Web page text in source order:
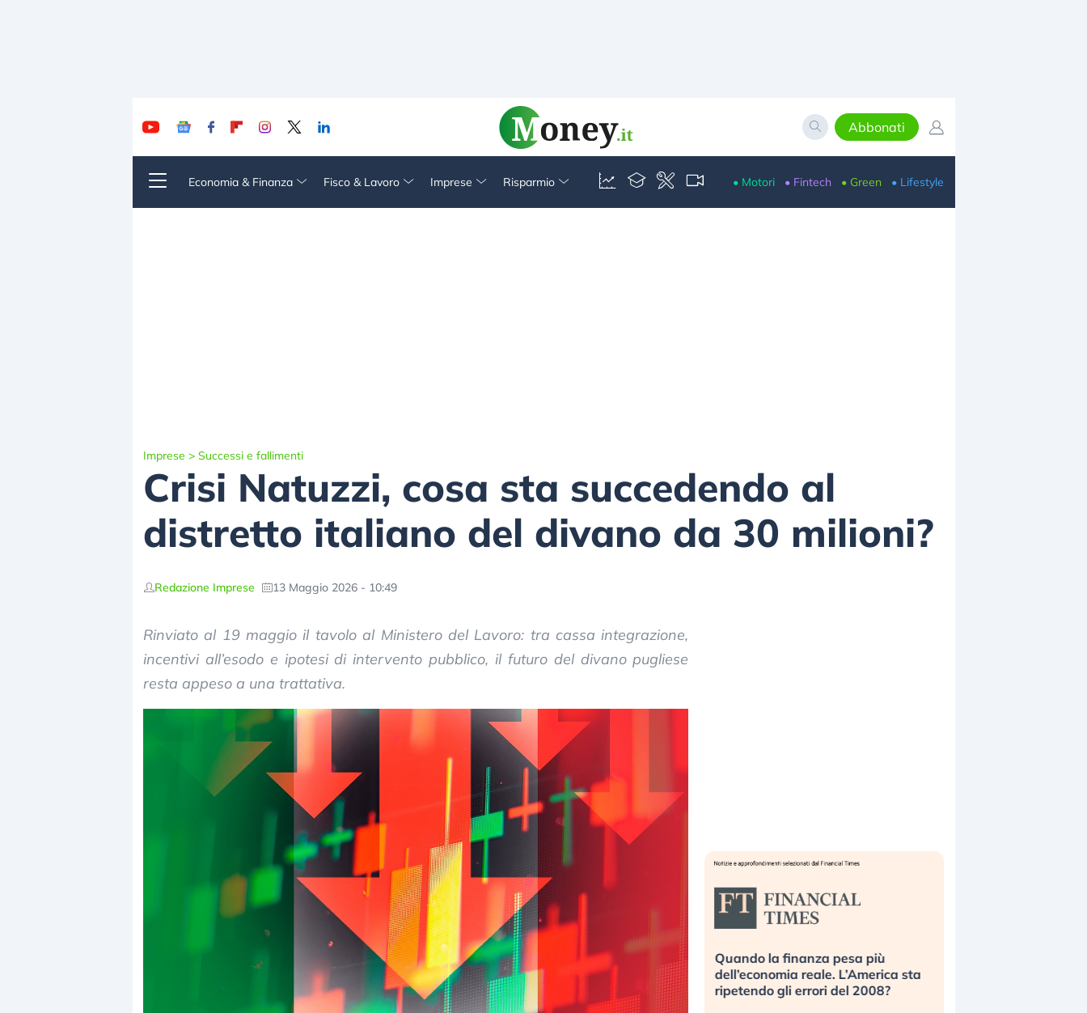
Abbonati
Economia & Finanza Fisco & Lavoro Imprese Risparmio • Motori • Fintech • Green • Lifestyle
Imprese > Successi e fallimenti
Crisi Natuzzi, cosa sta succedendo al
distretto italiano del divano da 30 milioni?
Redazione Imprese 13 Maggio 2026 - 10:49
Rinviato al 19 maggio il tavolo al Ministero del Lavoro: tra cassa integrazione,
incentivi all’esodo e ipotesi di intervento pubblico, il futuro del divano pugliese
resta appeso a una trattativa.
Dalle valutazioni estreme alla
correzione. Cosa sta guidando il
repricing degli asset?
«La mia vita è rovinata». Investitori
in preda al panico dopo lo scoppio
della bolla AI
Quando la finanza pesa più
dell’economia reale. L’America sta
ripetendo gli errori del 2008?